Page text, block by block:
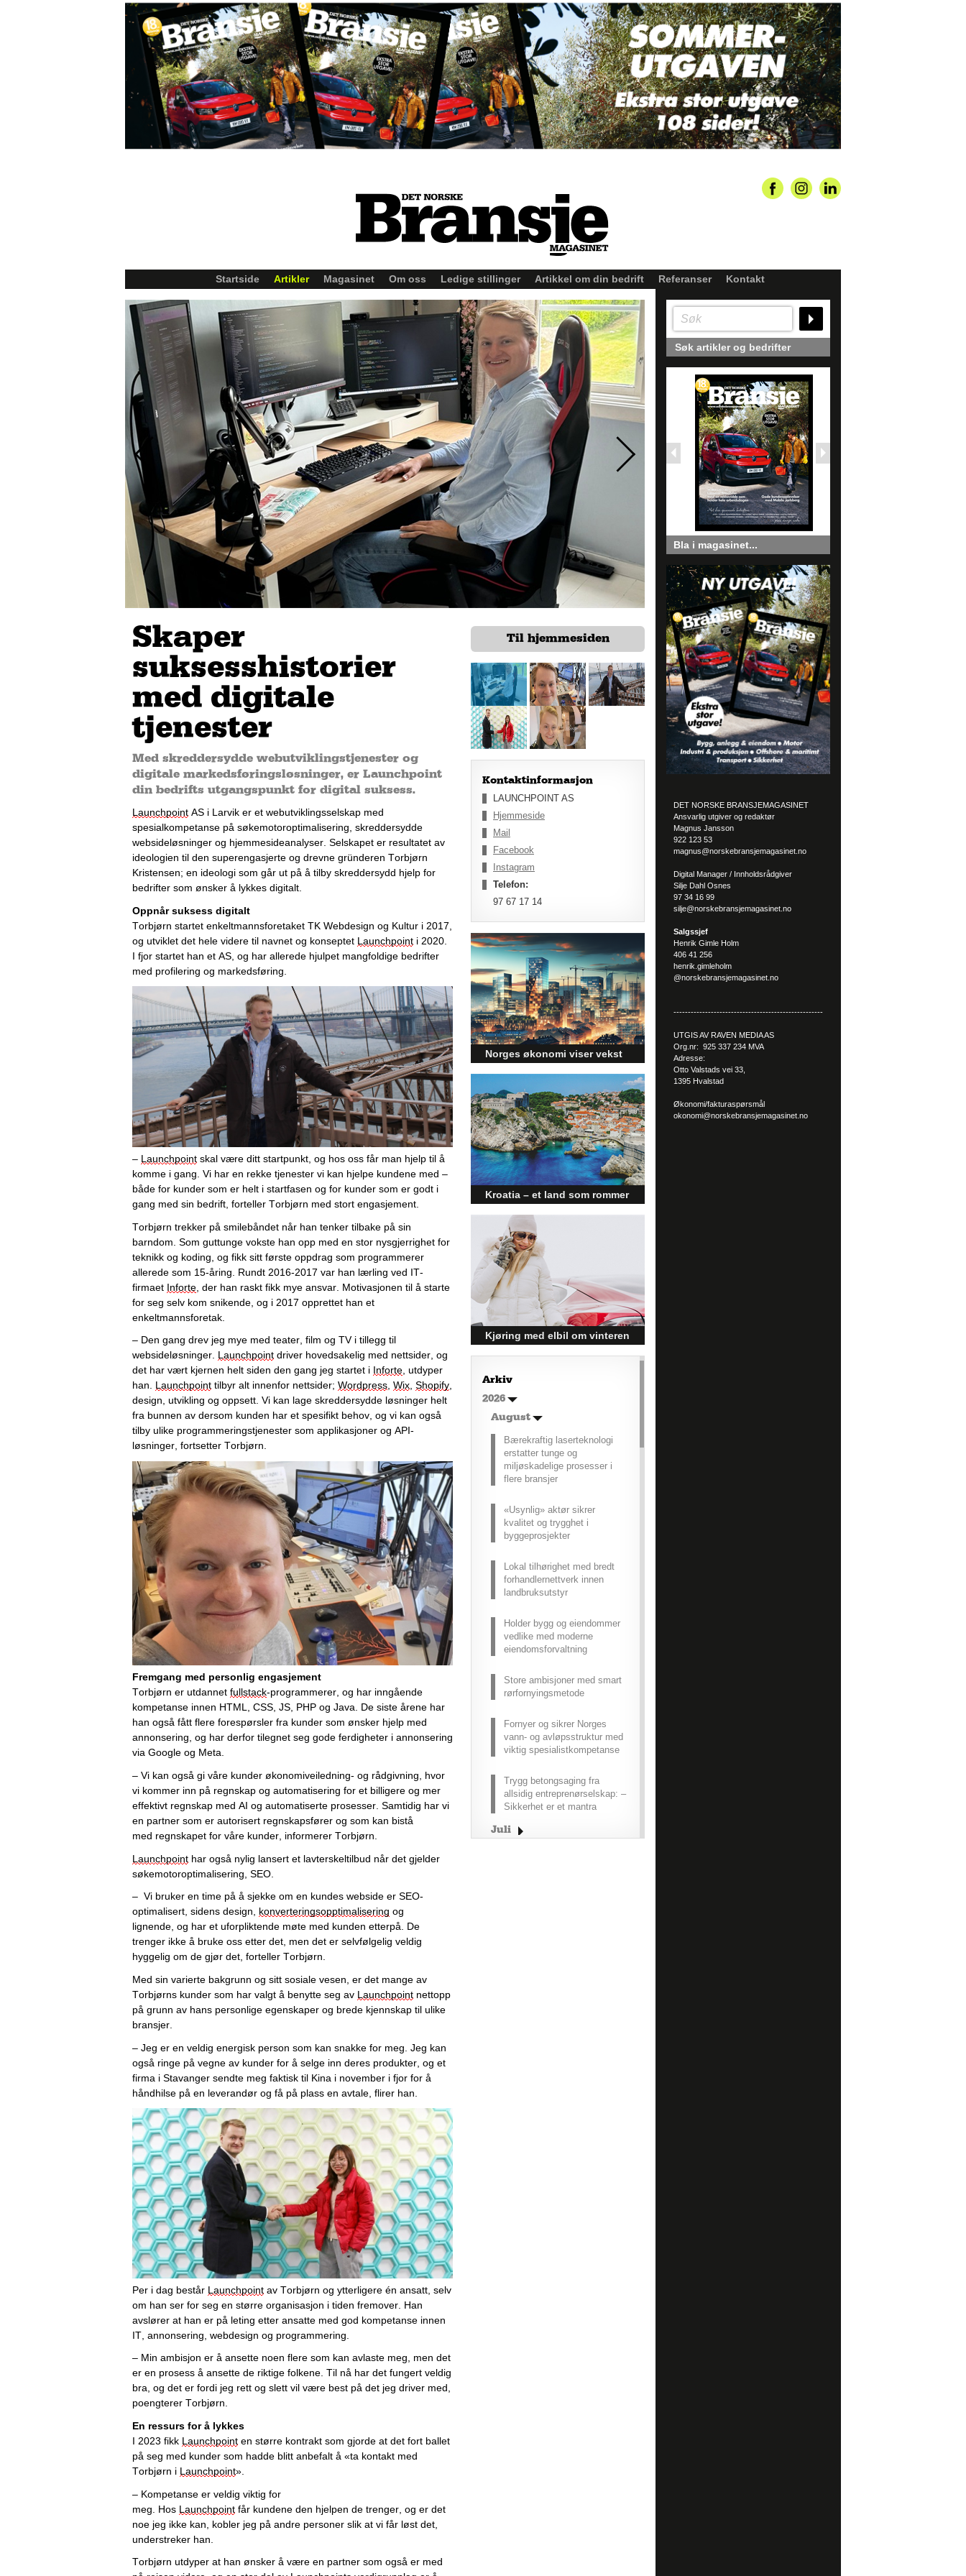
Startside Artikler Magasinet Om oss Ledige stillinger Artikkel om din bedrift Referanser Kontakt
Skaper
suksesshistorier
med digitale
tjenester
Med skreddersydde webutviklingstjenester og
digitale markedsføringsløsninger, er Launchpoint
din bedrifts utgangspunkt for digital suksess.
Launchpoint AS i Larvik er et webutviklingsselskap med
spesialkompetanse på søkemotoroptimalisering, skreddersydde
websideløsninger og hjemmesideanalyser. Selskapet er resultatet av
ideologien til den superengasjerte og drevne gründeren Torbjørn
Kristensen; en ideologi som går ut på å tilby skreddersydd hjelp for
bedrifter som ønsker å lykkes digitalt.
Oppnår suksess digitalt
Torbjørn startet enkeltmannsforetaket TK Webdesign og Kultur i 2017,
og utviklet det hele videre til navnet og konseptet Launchpoint i 2020
I fjor startet han et AS, og har allerede hjulpet mangfoldige bedrifter
med profilering og markedsføring.
– Launchpoint skal være ditt startpunkt, og hos oss får man hjelp til å
komme i gang. Vi har en rekke tjenester vi kan hjelpe kundene med –
både for kunder som er helt i startfasen og for kunder som er godt i
gang med sin bedrift, forteller Torbjørn med stort engasjement.
Torbjørn trekker på smilebåndet når han tenker tilbake på sin
barndom. Som guttunge vokste han opp med en stor nysgjerrighet for
teknikk og koding, og fikk sitt første oppdrag som programmerer
allerede som 15-åring. Rundt 2016-2017 var han lærling ved IT-
firmaet Inforte , der han raskt fikk mye ansvar. Motivasjonen til å starte
for seg selv kom snikende, og i 2017 opprettet han et
enkeltmannsforetak.
– Den gang drev jeg mye med teater, film og TV i tillegg til
websideløsninger. Launchpoint driver hovedsakelig med nettsider, og
det har vært kjernen helt siden den gang jeg startet i Inforte, utdyper
han. Launchpoint tilbyr alt innenfor nettsider; Wordpress, Wix, Shopify,
design, utvikling og oppsett. Vi kan lage skreddersydde løsninger helt
fra bunnen av dersom kunden har et spesifikt behov, og vi kan også
tilby ulike programmeringstjenester som applikasjoner og API-
løsninger, fortsetter Torbjørn.
Fremgang med personlig engasjement
Torbjørn er utdannet fullstack-programmerer, og har inngående
kompetanse innen HTML, CSS, JS, PHP og Java. De siste årene har
han også fått flere forespørsler fra kunder som ønsker hjelp med
annonsering, og har derfor tilegnet seg gode ferdigheter i annonsering
via Google og Meta.
– Vi kan også gi våre kunder økonomiveiledning- og rådgivning, hvor
vi kommer inn på regnskap og automatisering for et billigere og mer
effektivt regnskap med AI og automatiserte prosesser. Samtidig har vi
en partner som er autorisert regnskapsfører og som kan bistå
med regnskapet for våre kunder, informerer Torbjørn.
Launchpoint har også nylig lansert et lavterskeltilbud når det gjelder
søkemotoroptimalisering, SEO
–  Vi bruker en time på å sjekke om en kundes webside er SEO-
optimalisert, sidens design, konverteringsopptimalisering og
lignende, og har et uforpliktende møte med kunden etterpå. De
trenger ikke å bruke oss etter det, men det er selvfølgelig veldig
hyggelig om de gjør det, forteller Torbjørn.
Med sin varierte bakgrunn og sitt sosiale vesen, er det mange av
Torbjørns kunder som har valgt å benytte seg av Launchpoint nettopp
på grunn av hans personlige egenskaper og brede kjennskap til ulike
bransjer.
– Jeg er en veldig energisk person som kan snakke for meg. Jeg kan
også ringe på vegne av kunder for å selge inn deres produkter, og et
firma i Stavanger sendte meg faktisk til Kina i november i fjor for å
håndhilse på en leverandør og få på plass en avtale, flirer han.
Per i dag består Launchpoint av Torbjørn og ytterligere én ansatt, selv
om han ser for seg en større organisasjon i tiden fremover. Han
avslører at han er på leting etter ansatte med god kompetanse innen
IT, annonsering, webdesign og programmering.
– Min ambisjon er å ansette noen flere som kan avlaste meg, men det
er en prosess å ansette de riktige folkene. Til nå har det fungert veldig
bra, og det er fordi jeg rett og slett vil være best på det jeg driver med,
poengterer Torbjørn.
En ressurs for å lykkes
I 2023 fikk Launchpoint en større kontrakt som gjorde at det fort ballet
på seg med kunder som hadde blitt anbefalt å «ta kontakt med
Torbjørn i Launchpoint».
– Kompetanse er veldig viktig for
meg. Hos Launchpoint får kundene den hjelpen de trenger, og er det
noe jeg ikke kan, kobler jeg på andre personer slik at vi får løst det,
understreker han.
Torbjørn utdyper at han ønsker å være en partner som også er med
Til hjemmesiden
Kontaktinformasjon
LAUNCHPOINT AS
Hjemmeside
Mail
Facebook
Instagram
Telefon:
97 67 17 14
Norges økonomi viser vekst
og påvirker byggebransjen
Den norske økonomien har vist
jevn vekst de siste tre kvartalene,
noe som skaper optimisme på
tvers av ulike sektorer.
Byggebransjen er spesielt godt
posisjonert til å dra nytte av denne
økonomiske oppgangen.
Kroatia – et land som rommer
mer enn kysten
Kroatia forbindes ofte med sol,
bading og klart hav, men landet
har langt flere sider enn det
førsteinntrykket mange sitter igjen
med.
Kjøring med elbil om vinteren
– hvordan få bedre
rekkevidde?
Elbiler (EV) representerer
fremtiden for transport, men deres
effektivitet under utfordrende
utfordring.
Arkiv
2026
August
Bærekraftig laserteknologi
erstatter tunge og
miljøskadelige prosesser i
flere bransjer
«Usynlig» aktør sikrer
kvalitet og trygghet i
byggeprosjekter
Lokal tilhørighet med bredt
forhandlernettverk innen
landbruksutstyr
Holder bygg og eiendommer
vedlike med moderne
eiendomsforvaltning
Store ambisjoner med smart
rørfornyingsmetode
Fornyer og sikrer Norges
vann- og avløpsstruktur med
viktig spesialistkompetanse
Trygg betongsaging fra
allsidig entreprenørselskap: –
Sikkerhet er et mantra
Juli
Søk artikler og bedrifter
Bla i magasinet...
DET NORSKE BRANSJEMAGASINET
Ansvarlig utgiver og redaktør
Magnus Jansson
922 123 53
magnus@norskebransjemagasinet.no
Digital Manager / Innholdsrådgiver
Silje Dahl Osnes
97 34 16 99
silje@norskebransjemagasinet.no
Salgssjef
Henrik Gimle Holm
406 41 256
henrik.gimleholm
@norskebransjemagasinet.no
----------------------------------------------------
UTGIS AV RAVEN MEDIA AS
Org.nr: 925 337 234 MVA
Adresse:
Otto Valstads vei 33,
1395 Hvalstad
Økonomi/fakturaspørsmål
okonomi@norskebransjemagasinet.no